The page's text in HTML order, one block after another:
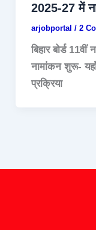
2025-27 में
arjobportal / 2
बिहार बोर्ड
नामांकन शुरू-
प्रक्रिया